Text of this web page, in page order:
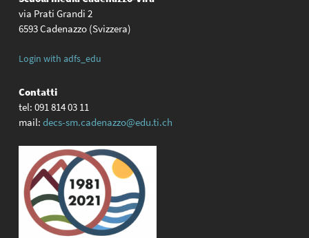
via Prati Grandi 2
6593 Cadenazzo (Svizzera)
Login with adfs_edu
Contatti
tel: 091 814 03 11
mail: decs-sm.cadenazzo@edu.ti.ch